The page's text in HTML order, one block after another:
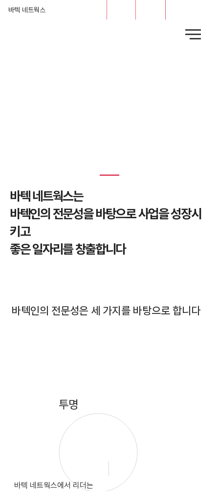
바텍 네트웍스
바텍 네트웍스는
바텍인의 전문성을 바탕으로 사업을 성장시
키고
좋은 일자리를 창출합니다
​투명
바텍 네트웍스에서 리더는
​바텍인의 전문성은 세 가지를 바탕으로 합니다